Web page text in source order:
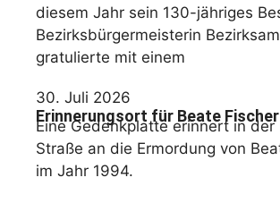
diesem Jahr sein 130-jähriges
Bezirksbürgermeisterin
gratulierte mit einem
30. Juli 2026
Erinnerungsort für Beate Fischer
Eine Gedenkplatte erinnert in der
Straße an die Ermordung von
im Jahr 1994.